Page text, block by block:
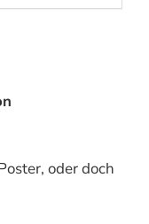
oder doch